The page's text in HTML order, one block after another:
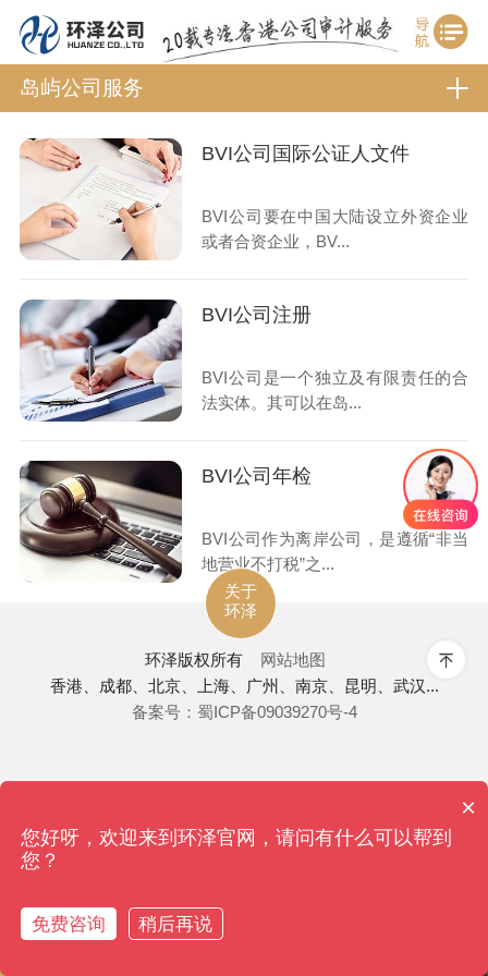
岛屿公司服务
BVI公司国际公证人文件
BVI公司要在中国大陆设立外资企业
或者合资企业，BV...
BVI公司注册
BVI公司是一个独立及有限责任的合
法实体。其可以在岛...
BVI公司年检
BVI公司作为离岸公司，是遵循“非当
地营业不打税”之...
关于
环泽
环泽版权所有
网站地图
香港、成都、北京、上海、广州、南京、昆明、武汉...
备案号：蜀ICP备09039270号-4
×
您好呀，欢迎来到环泽官网，请问有什么可以帮到
您？
免费咨询 稍后再说